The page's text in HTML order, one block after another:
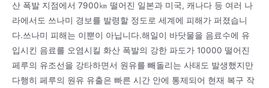
산 폭발 지점에서 7900㎞ 떨어진 일본과 미국, 캐나다 등 여러 나
라에서도 쓰나미 경보를 발령할 정도로 세계에 피해가 퍼졌습니
다.쓰나미 피해는 이뿐이 아닙니다.해일이 바닷물을 음료수에 유
입시킨 음료를 오염시킬 화산 폭발의 강한 파도가 10000 떨어진
페루의 유조선을 강타하면서 원유를 빼돌리는 사태도 발생했지만
다행히 페루의 원유 유출은 빠른 시간 안에 통제되어 현재 복구 작